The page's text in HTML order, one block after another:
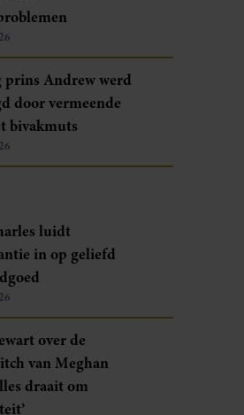
prins Andrew werd
door vermeende
bivakmuts
luidt
in op geliefd
over de
van Meghan
draait om